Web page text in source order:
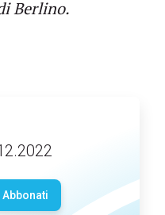
Berlino.
Abbonati